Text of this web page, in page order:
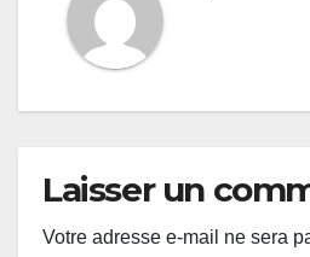
Laisser un
Votre adresse e-mail ne sera